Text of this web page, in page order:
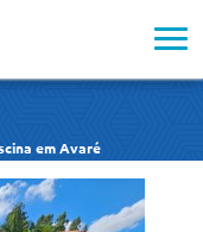
em Avaré